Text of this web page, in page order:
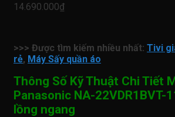
14.690.000₫
>>> Được tìm kiếm nhiều nhất: Tivi
rẻ, Máy Sấy quần áo
Thông Số Kỹ Thuật Chi Tiết
Panasonic NA-22VDR1BVT-
lồng ngang